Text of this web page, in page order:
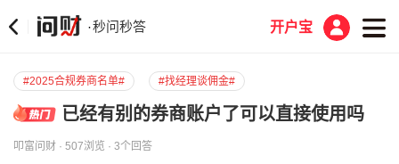
·秒问秒答 开户宝
#2025合规券商名单# #找经理谈佣金#
已经有别的券商账户了可以直接使用吗
叩富问财 · 507浏览 · 3个回答